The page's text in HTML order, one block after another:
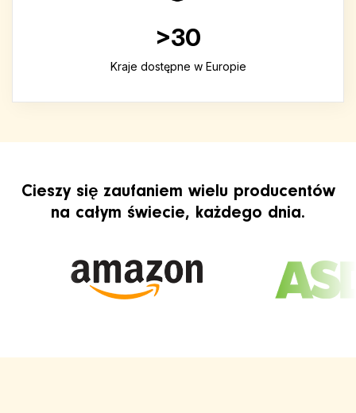
>30
Kraje dostępne w Europie
Cieszy się zaufaniem wielu producentów
na całym świecie, każdego dnia.